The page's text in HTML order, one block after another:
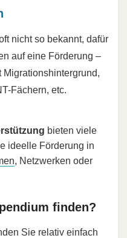
nicht so bekannt, dafür
auf eine Förderung –
Migrationshintergrund,
Fächern, etc.
bieten viele
ideelle Förderung in
, Netzwerken oder
finden?
Sie relativ einfach